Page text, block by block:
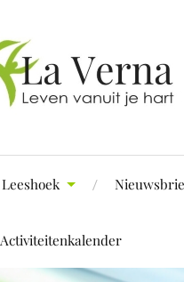
Leeshoek
Activiteitenkalender